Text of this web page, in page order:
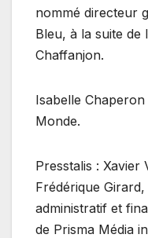
nommé directeur
Bleu, à la suite de
Chaffanjon.
Isabelle
Monde.
Presstalis : Xavier
Frédérique
administratif et
de Prisma Média